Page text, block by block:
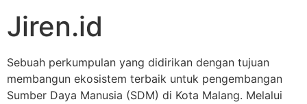
Jiren.id
Sebuah perkumpulan yang didirikan dengan tujuan
membangun ekosistem terbaik untuk pengembangan
Sumber Daya Manusia (SDM) di Kota Malang. Melalui